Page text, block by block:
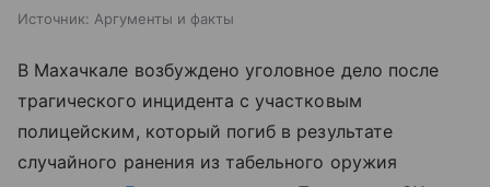
Источник: Аргументы и факты
В Махачкале возбуждено уголовное дело после
трагического инцидента с участковым
полицейским, который погиб в результате
случайного ранения из табельного оружия